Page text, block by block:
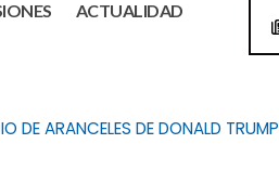
ACTUALIDAD
DE ARANCELES DE DONALD TRUMP